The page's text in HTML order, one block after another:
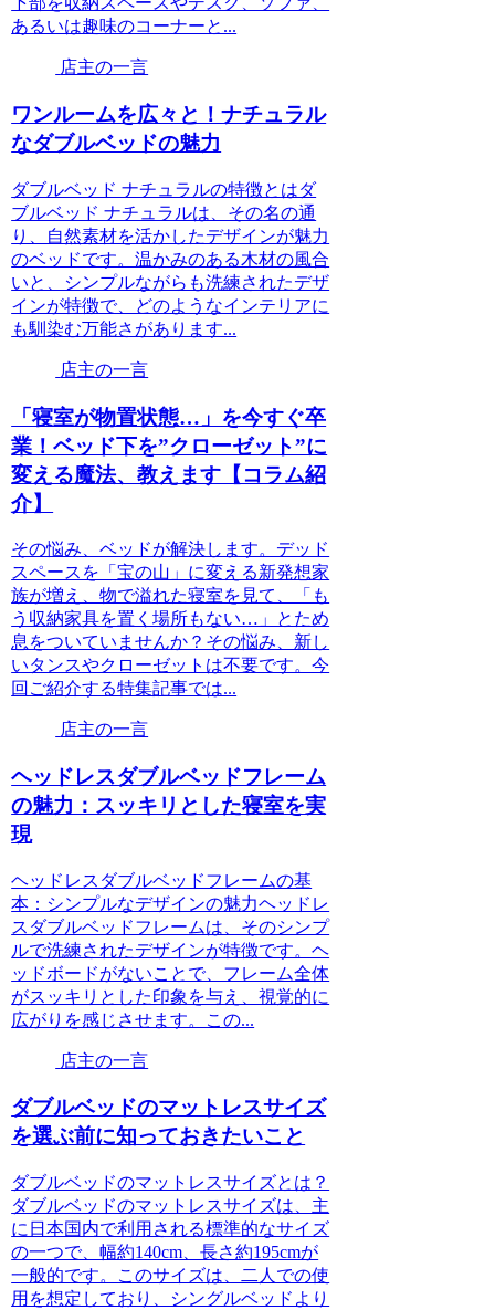
あるいは趣味のコーナーと...
店主の一言
ワンルームを広々と！ナチュラル
なダブルベッドの魅力
ダブルベッド ナチュラルの特徴とはダ
ブルベッド ナチュラルは、その名の通
り、自然素材を活かしたデザインが魅力
のベッドです。温かみのある木材の風合
いと、シンプルながらも洗練されたデザ
インが特徴で、どのようなインテリアに
も馴染む万能さがあります...
店主の一言
「寝室が物置状態…」を今すぐ卒
業！ベッド下を”クローゼット”に
変える魔法、教えます【コラム紹
介】
その悩み、ベッドが解決します。デッド
スペースを「宝の山」に変える新発想家
族が増え、物で溢れた寝室を見て、「も
う収納家具を置く場所もない…」とため
息をついていませんか？その悩み、新し
いタンスやクローゼットは不要です。今
回ご紹介する特集記事では...
店主の一言
ヘッドレスダブルベッドフレーム
の魅力：スッキリとした寝室を実
現
ヘッドレスダブルベッドフレームの基
本：シンプルなデザインの魅力ヘッドレ
スダブルベッドフレームは、そのシンプ
ルで洗練されたデザインが特徴です。ヘ
ッドボードがないことで、フレーム全体
がスッキリとした印象を与え、視覚的に
広がりを感じさせます。この...
店主の一言
ダブルベッドのマットレスサイズ
を選ぶ前に知っておきたいこと
ダブルベッドのマットレスサイズとは？
ダブルベッドのマットレスサイズは、主
に日本国内で利用される標準的なサイズ
の一つで、幅約140cm、長さ約195cmが
一般的です。このサイズは、二人での使
用を想定しており、シングルベッドより